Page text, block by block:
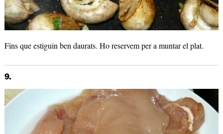
Fins que estiguin ben daurats. Ho reservem per a muntar el plat.
9.